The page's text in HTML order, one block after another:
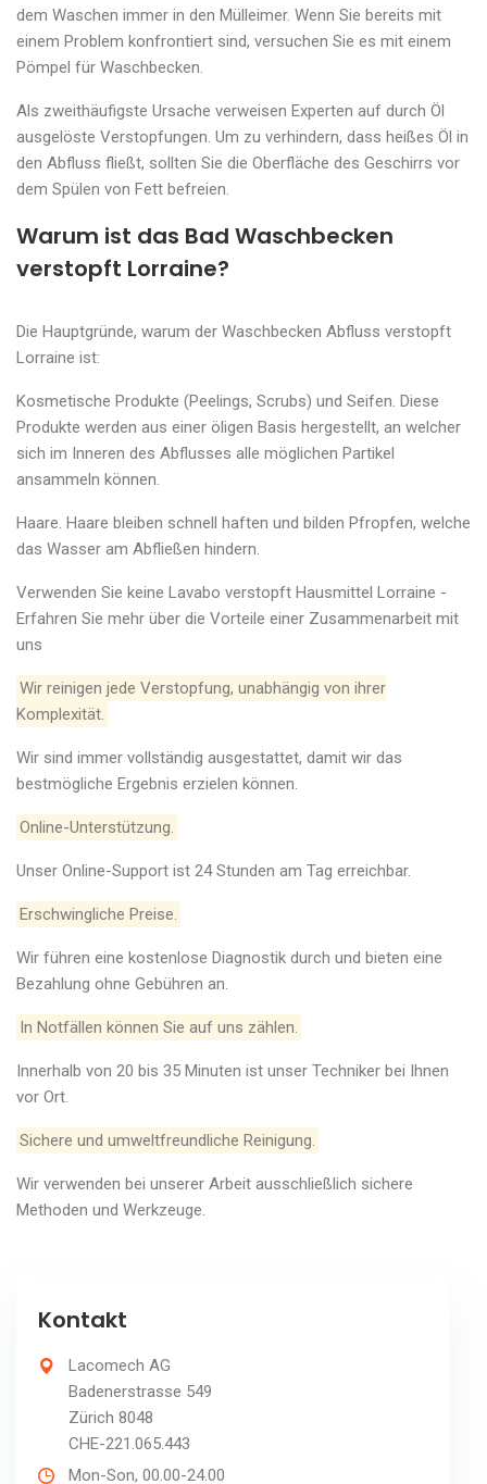
dem Waschen immer in den Mülleimer. Wenn Sie bereits mit
einem Problem konfrontiert sind, versuchen Sie es mit einem
Pömpel für Waschbecken.
Als zweithäufigste Ursache verweisen Experten auf durch Öl
ausgelöste Verstopfungen. Um zu verhindern, dass heißes Öl in
den Abfluss fließt, sollten Sie die Oberfläche des Geschirrs vor
dem Spülen von Fett befreien.
Warum ist das Bad Waschbecken
verstopft Lorraine?
Die Hauptgründe, warum der Waschbecken Abfluss verstopft
Lorraine ist:
Kosmetische Produkte (Peelings, Scrubs) und Seifen. Diese
Produkte werden aus einer öligen Basis hergestellt, an welcher
sich im Inneren des Abflusses alle möglichen Partikel
ansammeln können.
Haare. Haare bleiben schnell haften und bilden Pfropfen, welche
das Wasser am Abfließen hindern.
Verwenden Sie keine Lavabo verstopft Hausmittel Lorraine -
Erfahren Sie mehr über die Vorteile einer Zusammenarbeit mit
uns
Wir reinigen jede Verstopfung, unabhängig von ihrer
Komplexität.
Wir sind immer vollständig ausgestattet, damit wir das
bestmögliche Ergebnis erzielen können.
Online-Unterstützung.
Unser Online-Support ist 24 Stunden am Tag erreichbar.
Erschwingliche Preise.
Wir führen eine kostenlose Diagnostik durch und bieten eine
Bezahlung ohne Gebühren an.
In Notfällen können Sie auf uns zählen.
Innerhalb von 20 bis 35 Minuten ist unser Techniker bei Ihnen
vor Ort.
Sichere und umweltfreundliche Reinigung.
Wir verwenden bei unserer Arbeit ausschließlich sichere
Methoden und Werkzeuge.
Kontakt
Lacomech AG
Badenerstrasse 549
Zürich 8048
CHE-221.065.443
Mon-Son, 00.00-24.00